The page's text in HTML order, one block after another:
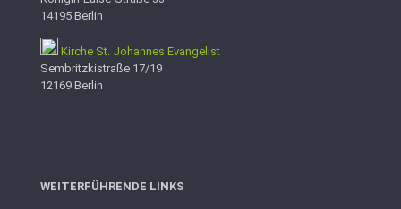
14195 Berlin
Kirche St. Johannes Evangelist
Sembritzkistraße 17/19
12169 Berlin
WEITERFÜHRENDE LINKS